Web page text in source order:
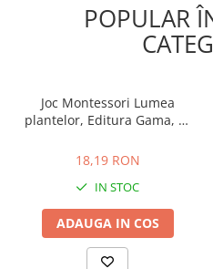
POPULAR
Joc Montessori Lumea
plantelor, Editura Gama, 2-
18,19 RON
IN STOC
ADAUGA IN COS